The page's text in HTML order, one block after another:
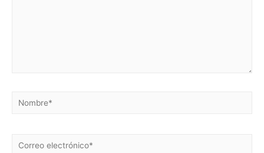
Nombre*
Correo